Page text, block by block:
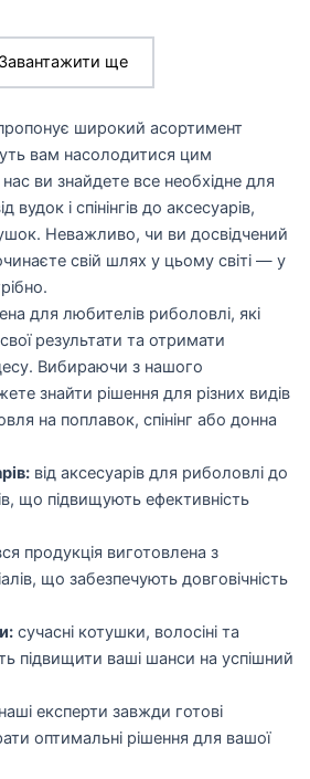
Завантажити ще
широкий асортимент
вам насолодитися цим
ви знайдете все необхідне для
вудок і спінінгів до аксесуарів,
Неважливо, чи ви досвідчений
свій шлях у цьому світі — у
для любителів риболовлі, які
результати та отримати
Вибираючи з нашого
знайти рішення для різних видів
на поплавок, спінінг або донна
від аксесуарів для риболовлі до
що підвищують ефективність
продукція виготовлена з
що забезпечують довговічність
сучасні котушки, волосіні та
підвищити ваші шанси на успішний
наші експерти завжди готові
оптимальні рішення для вашої